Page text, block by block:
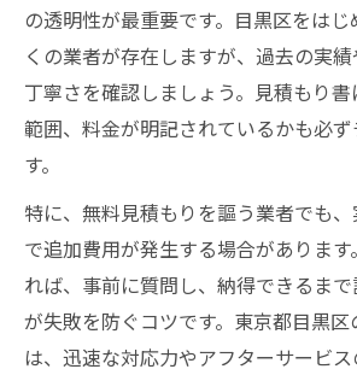
の透明性が最重要です。目黒区をは
くの業者が存在しますが、過去の実
丁寧さを確認しましょう。見積もり
範囲、料金が明記されているかも必
す。
特に、無料見積もりを謳う業者でも
で追加費用が発生する場合がありま
れば、事前に質問し、納得できるま
が失敗を防ぐコツです。東京都目黒
は、迅速な対応力やアフターサービ